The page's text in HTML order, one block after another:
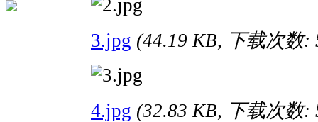
3.jpg (44.19 KB, 下载次数:
4.jpg (32.83 KB, 下载次数: